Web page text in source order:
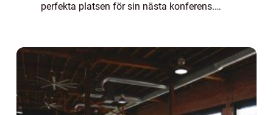
perfekta platsen för sin nästa konferens.